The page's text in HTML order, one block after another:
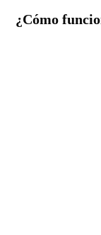
¿Cómo